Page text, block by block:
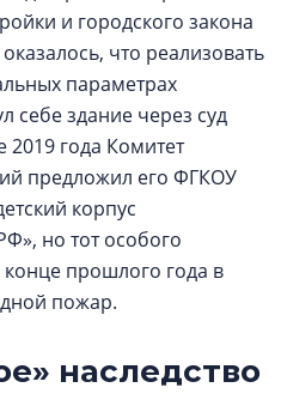
и городского закона
что реализовать
параметрах
себе здание через суд
2019 года Комитет
предложил его ФГКОУ
корпус
но тот особого
прошлого года в
пожар.
наследство